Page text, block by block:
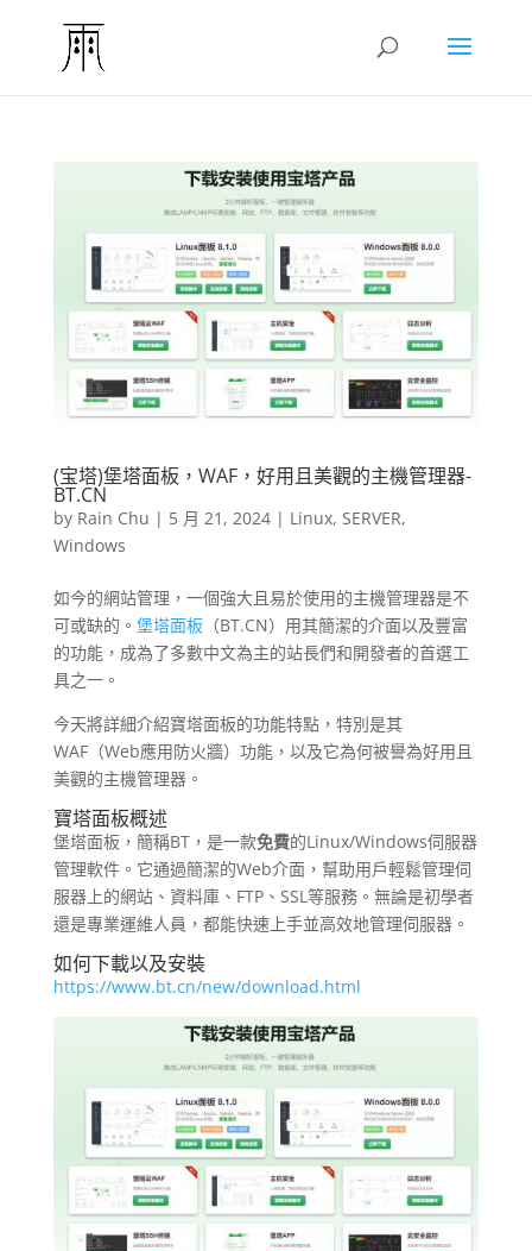
(宝塔)堡塔面板，WAF，好用且美觀的主機管理器-
BT.CN
by Rain Chu | 5 月 21, 2024| Linux, SERVER,
Windows
如今的網站管理，一個強大且易於使用的主機管理器是不
可或缺的。 堡塔面板（BT.CN）用其簡潔的介面以及豐富
的功能，成為了多數中文為主的站長們和開發者的首選工
具之一。
今天將詳細介紹寶塔面板的功能特點，特別是其
WAF（Web應用防火牆）功能，以及它為何被譽為好用且
美觀的主機管理器。
寶塔面板概述
堡塔面板，簡稱BT，是一款免費的Linux/Windows伺服器
管理軟件。它通過簡潔的Web介面，幫助用戶輕鬆管理伺
服器上的網站、資料庫、FTP、SSL等服務。無論是初學者
還是專業運維人員，都能快速上手並高效地管理伺服器。
如何下載以及安裝
https://www.bt.cn/new/download.html